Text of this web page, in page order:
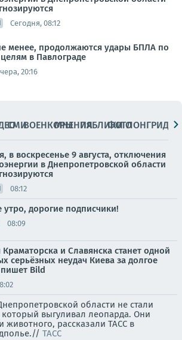
Сегодня, 08:12
менее, продолжаются удары БПЛА по
в Павлограде
20:16
СМИВОЕНКОРЫМНЕНИЯПАБЛИКИ
ФОТОЛОНГРИДЫ
в воскресенье 9 августа, отключения
в Днепропетровской области
08:12
утро, дорогие подписчики!
08:09
Краматорска и Славянска станет одной
серьёзных неудач Киева за долгое
Bild
области не стали
выгуливал леопарда. Они
животного, рассказали ТАСС в
ТАСС